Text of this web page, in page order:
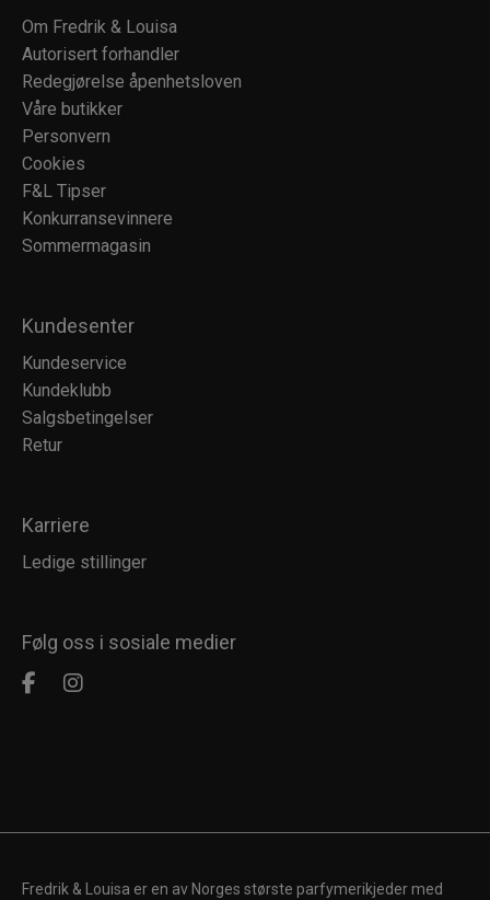
Om Fredrik & Louisa
Autorisert forhandler
Redegjørelse åpenhetsloven
Våre butikker
Personvern
Cookies
F&L Tipser
Konkurransevinnere
Sommermagasin
Kundesenter
Kundeservice
Kundeklubb
Salgsbetingelser
Retur
Karriere
Ledige stillinger
Følg oss i sosiale medier
Fredrik & Louisa er en av Norges største parfymerikjeder med